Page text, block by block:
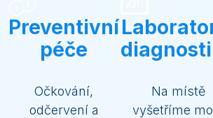
Preventivní
péče
Očkování,
odčervení a
Na místě
vyšetříme